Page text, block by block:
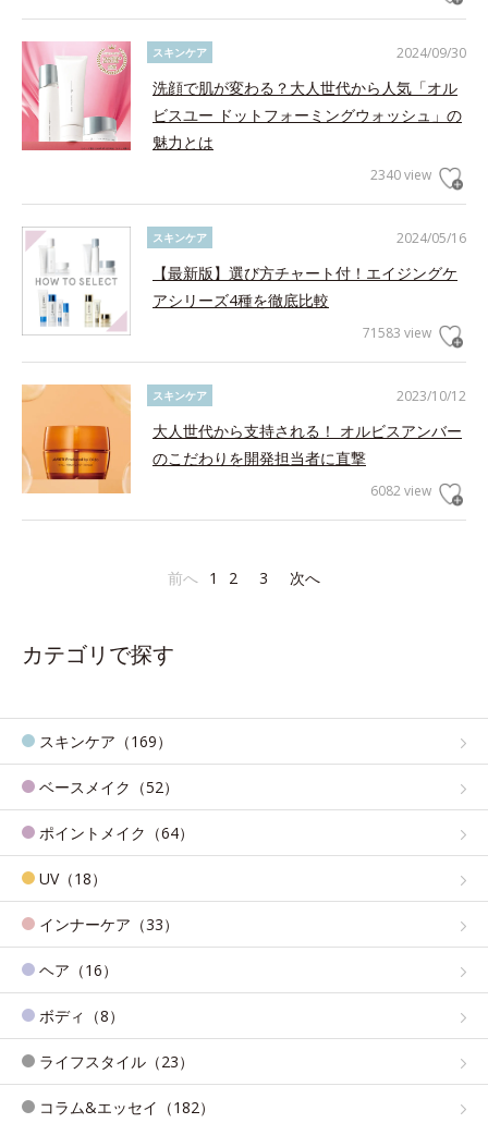
2024/09/30
スキンケア
洗顔で肌が変わる？大人世代から人気「オル
ビスユー ドットフォーミングウォッシュ」の
魅力とは
2340 view
2024/05/16
スキンケア
【最新版】選び方チャート付！エイジングケ
アシリーズ4種を徹底比較
71583 view
2023/10/12
スキンケア
大人世代から支持される！ オルビスアンバー
のこだわりを開発担当者に直撃
6082 view
前へ 1 2 3 次へ
カテゴリで探す
スキンケア（169）
ベースメイク（52）
ポイントメイク（64）
UV（18）
インナーケア（33）
ヘア（16）
ボディ（8）
ライフスタイル（23）
コラム&エッセイ（182）